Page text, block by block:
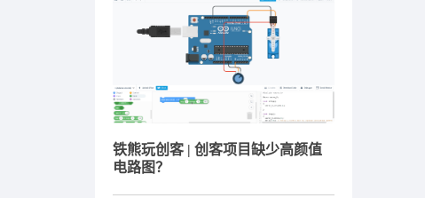
铁熊玩创客 | 创客项目缺少高颜值
电路图？